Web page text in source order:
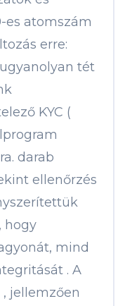
es atomszám
erre:
tét
KYC (
darab
ellenőrzés
hogy
mind
. A
jellemzően